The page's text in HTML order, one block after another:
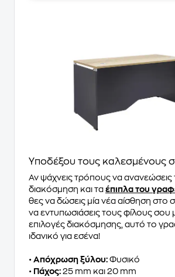
Υποδέξου τους καλεσμένους
Αν ψάχνεις τρόπους να ανανεώσεις
διακόσμηση και τα έπιπλα του
θες να δώσεις μία νέα αίσθηση στο
να εντυπωσιάσεις τους φίλους σου
επιλογές διακόσμησης, αυτό το
ιδανικό για εσένα!
• Απόχρωση ξύλου: Φυσικό
• Πάχος: 25 mm και 20 mm